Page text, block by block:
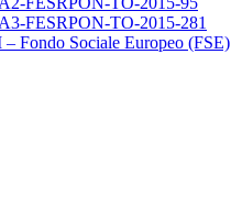
FESRPON-TO-2015-281
– Fondo Sociale Europeo (FSE)